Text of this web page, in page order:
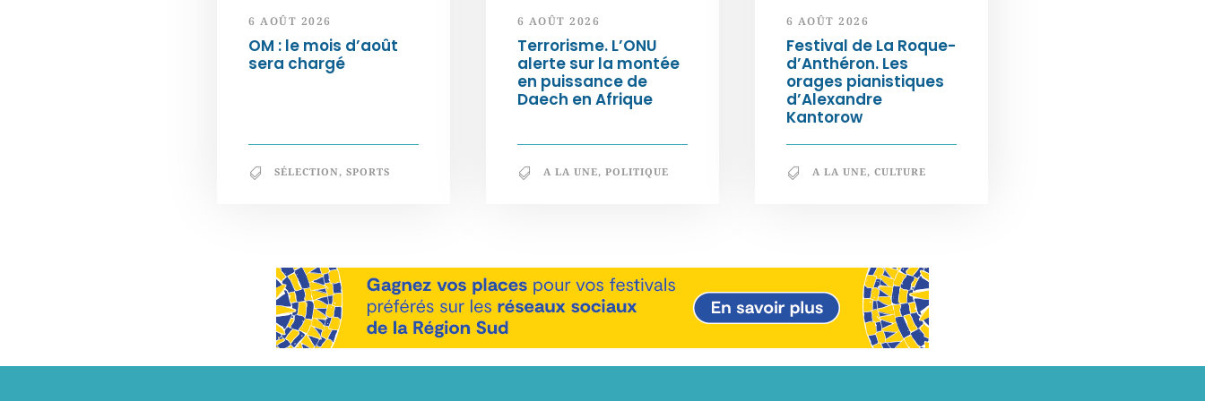
6 AOÛT 2026
OM : le mois d’août
sera chargé
SÉLECTION, SPORTS
6 AOÛT 2026
Terrorisme. L’ONU
alerte sur la montée
en puissance de
Daech en Afrique
A LA UNE, POLITIQUE
6 AOÛT 2026
Festival de La Roque-
d’Anthéron. Les
orages pianistiques
d’Alexandre
Kantorow
A LA UNE, CULTURE